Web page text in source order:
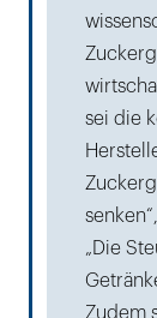
sei die
„Die
Zudem